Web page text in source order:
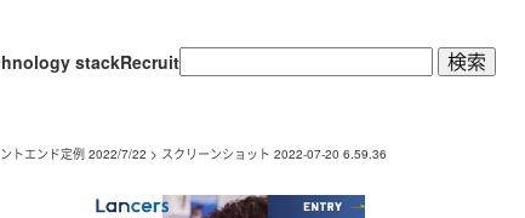
stackRecruit検
索:
トエンド定例 2022/7/22 > スクリーンショット 2022-07-20 6.59.36